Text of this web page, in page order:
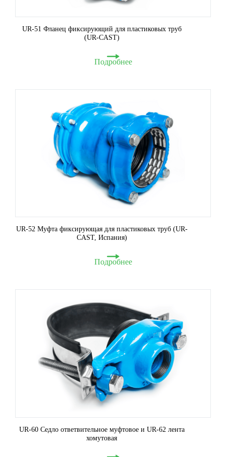
UR-51 Фланец фиксирующий для пластиковых труб
(UR-CAST)
Подробнее
UR-52 Муфта фиксирующая для пластиковых труб (UR-
CAST, Испания)
Подробнее
UR-60 Седло ответвительное муфтовое и UR-62 лента
хомутовая